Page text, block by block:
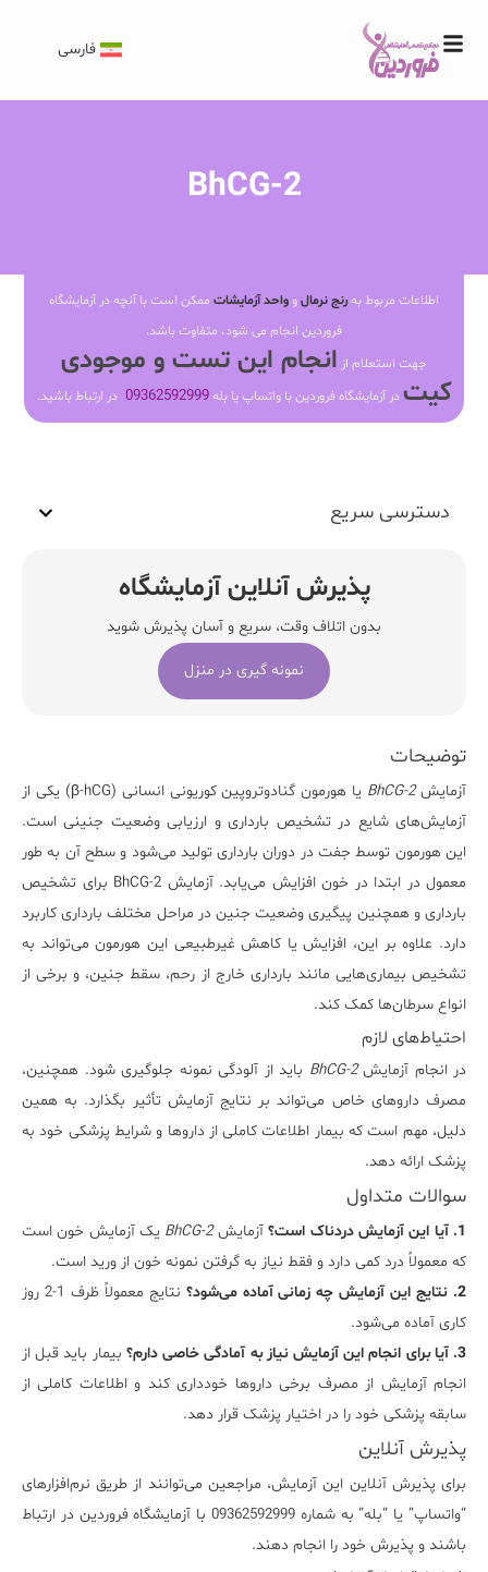
فارسی
BhCG-2
اطلاعات مربوط بهرنج نرمالو واحد آزمایشات ممکن است با آنچه در آزمایشگاه
فروردین انجام می شود، متفاوت باشد.
جهت استعلام از انجام این تست و موجودی
کیت در آزمایشگاه فروردین با واتساپ یا بله09362592999 در ارتباط باشید.
توضیحات
آزمایشBhCG-2
یا هورمون گنادوتروپین کوریونی انسانی (β-hCG) یکی از
آزمایش‌های شایع در تشخیص بارداری و ارزیابی وضعیت جنینی است.
این هورمون توسط جفت در دوران بارداری تولید می‌شود و سطح آن به طور
معمول در ابتدا در خون افزایش می‌یابد.آزمایش BhCG-2
برای تشخیص
بارداری و همچنین پیگیری وضعیت جنین در مراحل مختلف بارداری کاربرد
دارد. علاوه بر این، افزایش یا کاهش غیرطبیعی این هورمون می‌تواند به
تشخیص بیماری‌هایی مانند بارداری خارج از رحم، سقط جنین، و برخی از
انواع سرطان‌ها کمک کند.
احتیاط‌های لازم
در انجام آزمایشBhCG-2 باید از آلودگی نمونه جلوگیری شود. همچنین،
مصرف داروهای خاص می‌تواند بر نتایج آزمایش تأثیر بگذارد. به همین
دلیل، مهم است که بیمار اطلاعات کاملی از داروها و شرایط پزشکی خود به
پزشک ارائه دهد.
سوالات متداول
1. آیا این آزمایش دردناک است؟ آزمایشBhCG-2 یک آزمایش خون است
که معمولاً درد کمی دارد و فقط نیاز به گرفتن نمونه خون از ورید است.
2. نتایج این آزمایش چه زمانی آماده می‌شود؟
نتایج معمولاً ظرف 1-2 روز
کاری آماده می‌شود.
3. آیا برای انجام این آزمایش نیاز به آمادگی خاصی دارم؟
بیمار باید قبل از
انجام آزمایش از مصرف برخی داروها خودداری کند و اطلاعات کاملی از
سابقه پزشکی خود را در اختیار پزشک قرار دهد.
پذیرش آنلاین
برای پذیرش آنلاین این آزمایش، مراجعین می‌توانند از طریق نرم‌افزارهای
“واتساپ” یا “بله” به شماره 09362592999 با آزمایشگاه فروردین در ارتباط
باشند و پذیرش خود را انجام دهند.
دسترسی سریع
پذیرش آنلاین آزمایشگاه
بدون اتلاف وقت، سریع و آسان پذیرش شوید
نمونه گیری در منزل